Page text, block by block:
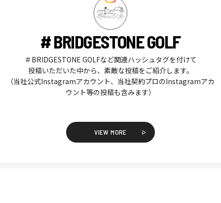
# BRIDGESTONE GOLF
＃BRIDGESTONE GOLFなど関連ハッシュタグを付けて
投稿いただいた中から、素敵な投稿をご紹介します。
（当社公式Instagramアカウント、当社契約プロのInstagramアカ
ウント等の投稿も含みます）
VIEW MORE